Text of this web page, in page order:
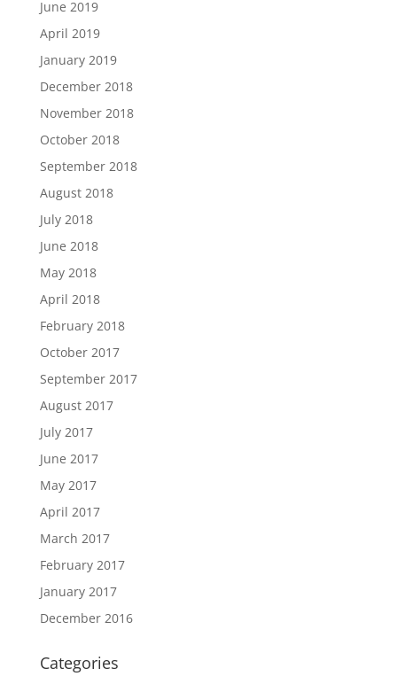
June 2019
April 2019
January 2019
December 2018
November 2018
October 2018
September 2018
August 2018
July 2018
June 2018
May 2018
April 2018
February 2018
October 2017
September 2017
August 2017
July 2017
June 2017
May 2017
April 2017
March 2017
February 2017
January 2017
December 2016
Categories